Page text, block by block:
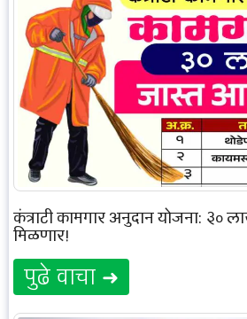
कंत्राटी कामगार अनुदान योजना: ३०
मिळणार!
पुढे वाचा ➜